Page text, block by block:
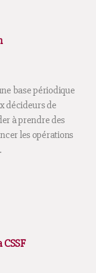
base périodique
décideurs de
à prendre des
les opérations
CSSF